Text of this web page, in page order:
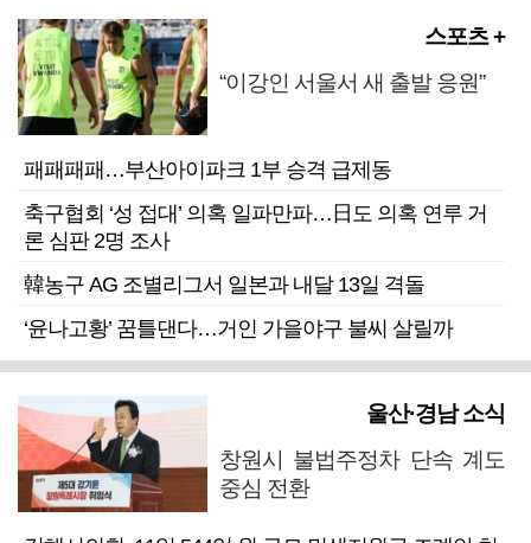
스포츠 +
“이강인 서울서 새 출발 응원”
패패패패…부산아이파크 1부 승격 급제동
축구협회 ‘성 접대’ 의혹 일파만파…日도 의혹 연루 거
론 심판 2명 조사
韓농구 AG 조별리그서 일본과 내달 13일 격돌
‘윤나고황’ 꿈틀댄다…거인 가을야구 불씨 살릴까
울산·경남 소식
창원시 불법주정차 단속 계도
중심 전환